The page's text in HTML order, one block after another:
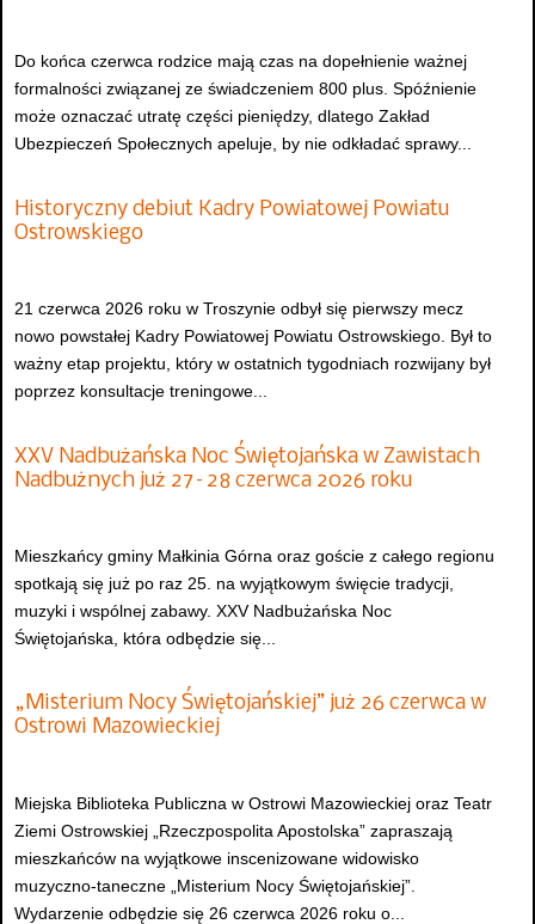
Do końca czerwca rodzice mają czas na dopełnienie ważnej
formalności związanej ze świadczeniem 800 plus. Spóźnienie
może oznaczać utratę części pieniędzy, dlatego Zakład
Ubezpieczeń Społecznych apeluje, by nie odkładać sprawy...
Historyczny debiut Kadry Powiatowej Powiatu
Ostrowskiego
21 czerwca 2026 roku w Troszynie odbył się pierwszy mecz
nowo powstałej Kadry Powiatowej Powiatu Ostrowskiego. Był to
ważny etap projektu, który w ostatnich tygodniach rozwijany był
poprzez konsultacje treningowe...
XXV Nadbużańska Noc Świętojańska w Zawistach
Nadbużnych już 27–28 czerwca 2026 roku
Mieszkańcy gminy Małkinia Górna oraz goście z całego regionu
spotkają się już po raz 25. na wyjątkowym święcie tradycji,
muzyki i wspólnej zabawy. XXV Nadbużańska Noc
Świętojańska, która odbędzie się...
„Misterium Nocy Świętojańskiej” już 26 czerwca w
Ostrowi Mazowieckiej
Miejska Biblioteka Publiczna w Ostrowi Mazowieckiej oraz Teatr
Ziemi Ostrowskiej „Rzeczpospolita Apostolska” zapraszają
mieszkańców na wyjątkowe inscenizowane widowisko
muzyczno-taneczne „Misterium Nocy Świętojańskiej”.
Wydarzenie odbędzie się 26 czerwca 2026 roku o...